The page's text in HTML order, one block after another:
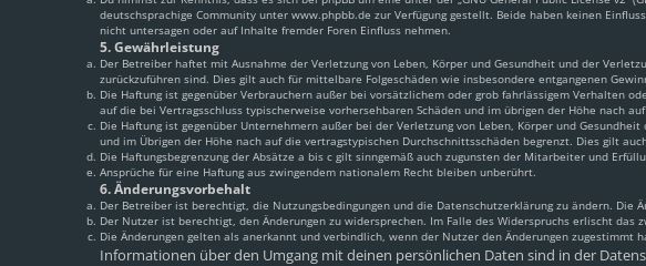
deutschsprachige Community unter www.phpbb.de zur Verfügung gestellt. Beide haben keinen
nicht untersagen oder auf Inhalte fremder Foren Einfluss nehmen.
5. Gewährleistung
Der Betreiber haftet mit Ausnahme der Verletzung von Leben, Körper und Gesundheit und der
zurückzuführen sind. Dies gilt auch für mittelbare Folgeschäden wie insbesondere entgangenen
Die Haftung ist gegenüber Verbrauchern außer bei vorsätzlichem oder grob fahrlässigem Verhalten
auf die bei Vertragsschluss typischerweise vorhersehbaren Schäden und im übrigen der Höhe nach
Die Haftung ist gegenüber Unternehmern außer bei der Verletzung von Leben, Körper und
und im Übrigen der Höhe nach auf die vertragstypischen Durchschnittsschäden begrenzt. Dies gilt
Die Haftungsbegrenzung der Absätze a bis c gilt sinngemäß auch zugunsten der Mitarbeiter und
Ansprüche für eine Haftung aus zwingendem nationalem Recht bleiben unberührt.
6. Änderungsvorbehalt
Der Betreiber ist berechtigt, die Nutzungsbedingungen und die Datenschutzerklärung zu ändern. Die
Der Nutzer ist berechtigt, den Änderungen zu widersprechen. Im Falle des Widerspruchs erlischt
Die Änderungen gelten als anerkannt und verbindlich, wenn der Nutzer den Änderungen zugestimmt
Informationen über den Umgang mit deinen persönlichen Daten sind in der